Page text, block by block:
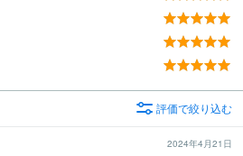
評価で絞り込む
2024年4月21日